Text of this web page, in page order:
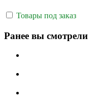
Товары под заказ
Ранее вы смотрели